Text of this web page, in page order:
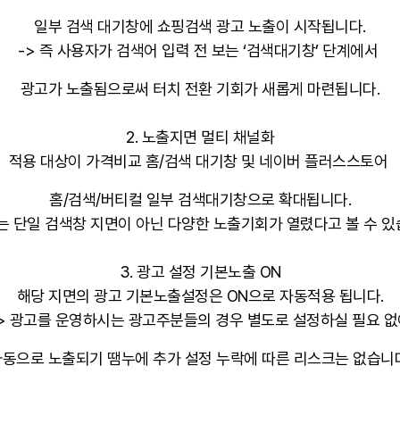
일부 검색 대기창에 쇼핑검색 광고 노출이 시작됩니다.
-> 즉 사용자가 검색어 입력 전 보는 ‘검색대기창’ 단계에서
광고가 노출됨으로써 터치 전환 기회가 새롭게 마련됩니다.
2. 노출지면 멀티 채널화
적용 대상이 가격비교 홈/검색 대기창 및 네이버 플러스스토어
홈/검색/버티컬 일부 검색대기창으로 확대됩니다.
단일 검색창 지면이 아닌 다양한 노출기회가 열렸다고 볼 수 있
3. 광고 설정 기본노출 ON
해당 지면의 광고 기본노출설정은 ON으로 자동적용 됩니다.
광고를 운영하시는 광고주분들의 경우 별도로 설정하실 필요
으로 노출되기 땜누에 추가 설정 누락에 따른 리스크는 없습니